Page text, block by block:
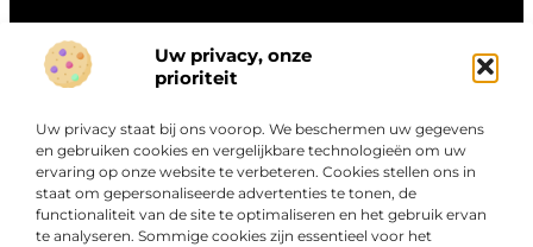
Uw privacy, onze
prioriteit
Uw privacy staat bij ons voorop. We beschermen uw gegevens
en gebruiken cookies en vergelijkbare technologieën om uw
ervaring op onze website te verbeteren. Cookies stellen ons in
staat om gepersonaliseerde advertenties te tonen, de
functionaliteit van de site te optimaliseren en het gebruik ervan
te analyseren. Sommige cookies zijn essentieel voor het
Over
Bedrijf
“Ontdek een wereld van boeiende blogs en artikelen die
je zowel inspireren als informeren.”
Bij Exclusiefbedrijf.nl draait alles om het leveren van
kwalitatieve inzichten en verhalen die jouw dagelijks leven
Onze informatie